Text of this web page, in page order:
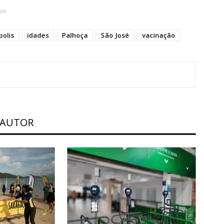
idades Palhoça São José vacinação